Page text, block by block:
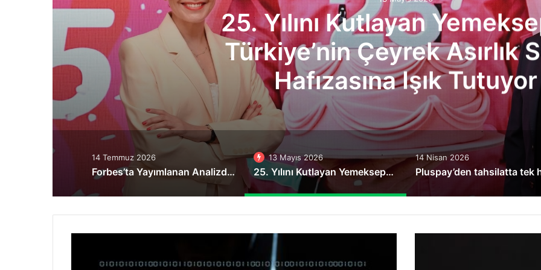
Kutlayan Yemeksepeti,
Çeyrek Asırlık Sofra
Hafızasına Işık Tutuyor
14 Temmuz 2026
Forbes’ta Yayımlanan Analizde Türkiye’nin DOA Sistemi, ABD ve Batılı Ülkelere Örnek Gösterildi
13 Mayıs 2026
25. Yılını Kutlayan Yemeksepeti, Türkiye’nin Çeyrek Asırlık Sofra Hafızasına Işık Tutuyor
14 Nisan 2026
Üzerinden